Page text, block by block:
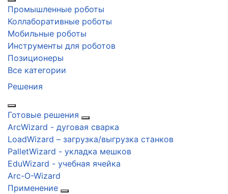
Промышленные роботы
Коллаборативные роботы
Мобильные роботы
Инструменты для роботов
Позиционеры
Все категории
Решения
Готовые решения
ArcWizard - дуговая сварка
LoadWizard – загрузка/выгрузка станков
PalletWizard - укладка мешков
EduWizard - учебная ячейка
Arc-O-Wizard
Применение